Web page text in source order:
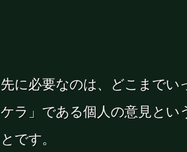
先に必要なのは、どこまでい
ケラ」である個人の意見とい
とです。